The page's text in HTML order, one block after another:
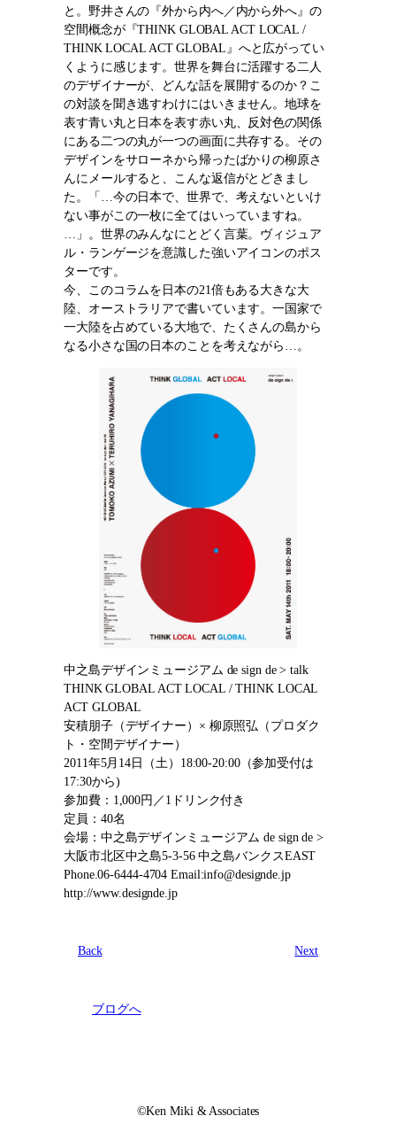
と。野井さんの『外から内へ／内から外へ』の
空間概念が『THINK GLOBAL ACT LOCAL /
THINK LOCAL ACT GLOBAL』へと広がってい
くように感じます。世界を舞台に活躍する二人
のデザイナーが、どんな話を展開するのか？こ
の対談を聞き逃すわけにはいきません。地球を
表す青い丸と日本を表す赤い丸、反対色の関係
にある二つの丸が一つの画面に共存する。その
デザインをサローネから帰ったばかりの柳原さ
んにメールすると、こんな返信がとどきまし
た。「…今の日本で、世界で、考えないといけ
ない事がこの一枚に全てはいっていますね。
…」。世界のみんなにとどく言葉。ヴィジュア
ル・ランゲージを意識した強いアイコンのポス
ターです。
今、このコラムを日本の21倍もある大きな大
陸、オーストラリアで書いています。一国家で
一大陸を占めている大地で、たくさんの島から
なる小さな国の日本のことを考えながら…。
中之島デザインミュージアム de sign de > talk
THINK GLOBAL ACT LOCAL / THINK LOCAL
ACT GLOBAL
安積朋子（デザイナー）× 柳原照弘（プロダク
ト・空間デザイナー）
2011年5月14日（土）18:00-20:00（参加受付は
17:30から)
参加費：1,000円／1ドリンク付き
定員：40名
会場：中之島デザインミュージアム de sign de >
大阪市北区中之島5-3-56 中之島バンクスEAST
Phone.06-6444-4704 Email:info@designde.jp
http://www.designde.jp
Back Next
ブログへ
©︎Ken Miki & Associates